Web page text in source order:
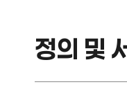
정의 및